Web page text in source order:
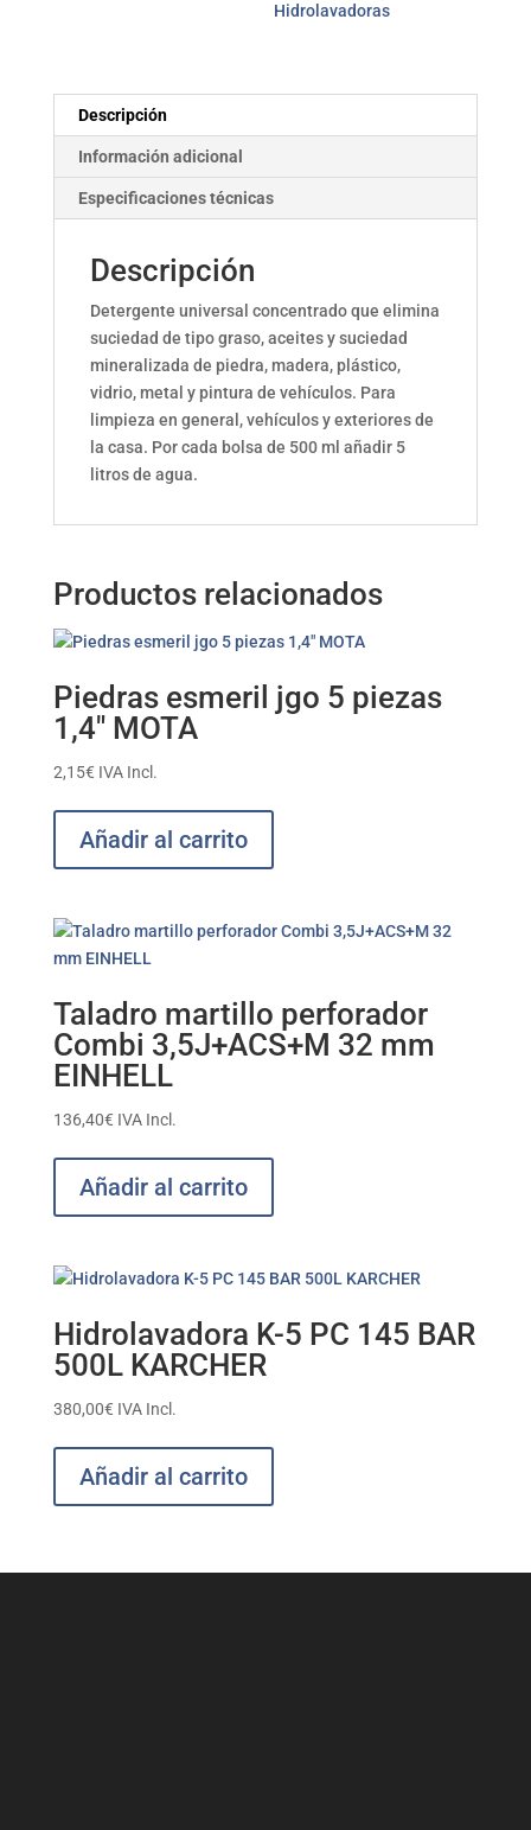
Hidrolavadoras
Descripción
Información adicional
Especificaciones técnicas
Descripción
Detergente universal concentrado que elimina
suciedad de tipo graso, aceites y suciedad
mineralizada de piedra, madera, plástico,
vidrio, metal y pintura de vehículos. Para
limpieza en general, vehículos y exteriores de
la casa. Por cada bolsa de 500 ml añadir 5
litros de agua.
Productos relacionados
Piedras esmeril jgo 5 piezas
1,4″ MOTA
2,15€ IVA Incl.
Añadir al carrito
Taladro martillo perforador
Combi 3,5J+ACS+M 32 mm
EINHELL
136,40€ IVA Incl.
Añadir al carrito
Hidrolavadora K-5 PC 145 BAR
500L KARCHER
380,00€ IVA Incl.
Añadir al carrito